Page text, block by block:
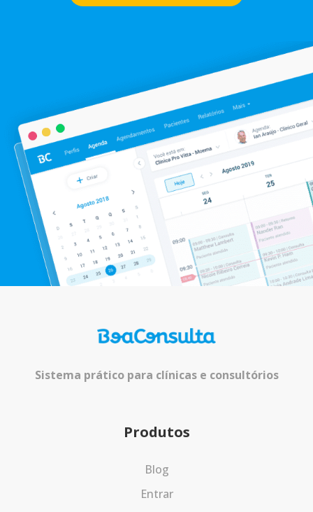
Sistema prático para clínicas e consultórios
Produtos
Blog
Entrar